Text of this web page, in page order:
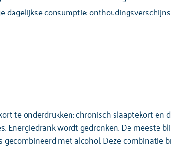
dagelijkse consumptie:
te onderdrukken: chronisch slaaptekort en
Energiedrank wordt gedronken. De meeste
met alcohol. Deze combinatie